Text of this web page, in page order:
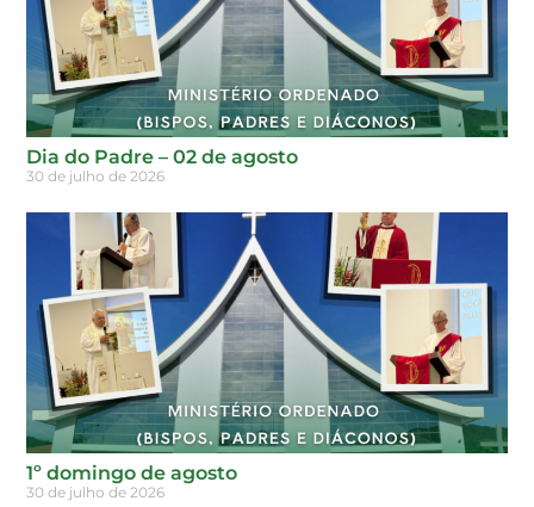
Dia do Padre – 02 de agosto
30 de julho de 2026
1º domingo de agosto
30 de julho de 2026